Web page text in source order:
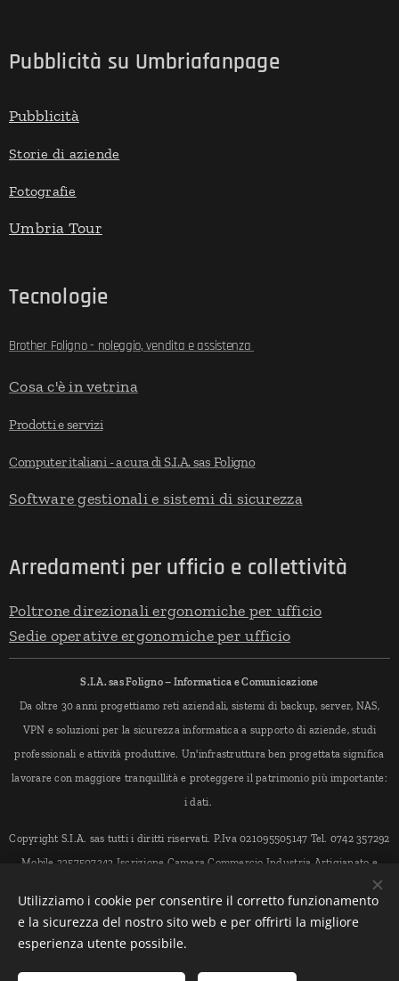
Pubblicità su Umbriafanpage
Pubblicità
Storie di aziende
Fotografie
Umbria Tour
Tecnologie
Brother Foligno - noleggio, vendita e assistenza
Cosa c'è in vetrina
Prodotti e servizi
Computer italiani - a cura di S.I.A. sas Foligno
Software gestionali e sistemi di sicurezza
Arredamenti per ufficio e collettività
Poltrone direzionali ergonomiche per ufficio
Sedie operative ergonomiche per ufficio
S.I.A. sas Foligno – Informatica e Comunicazione
Da oltre 30 anni progettiamo reti aziendali, sistemi di backup, server, NAS,
VPN e soluzioni per la sicurezza informatica a supporto di aziende, studi
professionali e attività produttive. Un'infrastruttura ben progettata significa
lavorare con maggiore tranquillità e proteggere il patrimonio più importante:
i dati.
Copyright S.I.A. sas tutti i diritti riservati. P.Iva 021095505147 Tel. 0742 357292
Mobile 3357507343 Iscrizione Camera Commercio Industria Artigianato e
Agricoltura di Perugia, sede legale Foligno PG Via Marchisiellio 72/74 cap
06034 - indirizzo PEC < siasistemi@pec.it > Numero REA PG-179925
Creato conWebnode Cookies
Utilizziamo i cookie per consentire il corretto funzionamento
e la sicurezza del nostro sito web e per offrirti la migliore
esperienza utente possibile.